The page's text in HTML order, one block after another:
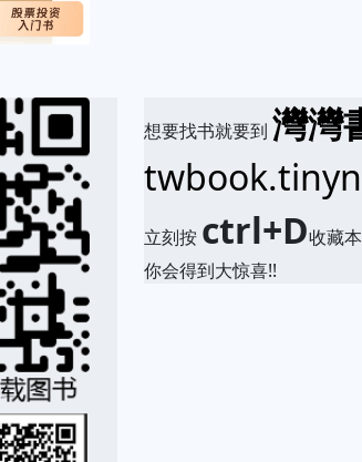
想要找书就要到 灣灣
立刻按 ctrl+D收藏
你会得到大惊喜!!